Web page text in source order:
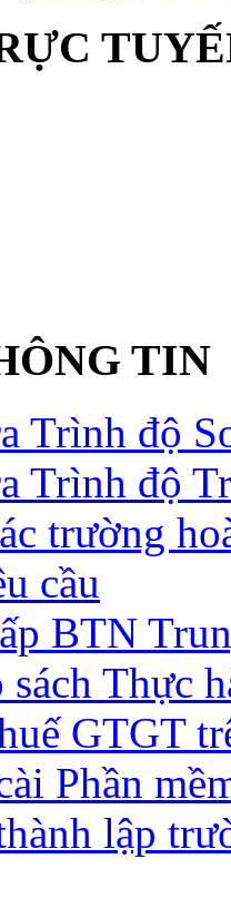
TIN
Trình độ
Trình độ
trường
cầu
BTN
Thực
GTGT
Phần
lập